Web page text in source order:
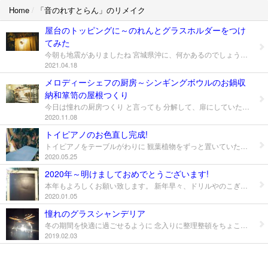
星に願いを音どけするチベッタンシンギングボウルの調べ
メロディーシェフのお鍋～チベッタンシンギングボウル
天使のオルガン「グラスハープ」
楽しかったね♪
震災後の日々な暮らし
月のリズムで庭しごと
造形音楽「音のおままごと」
手づくり
みどりたち
メロディーシェフと遊ぼう!
Home / 「音のれすとらん」のリメイク
屋台のトッピングに～のれんとグラスホルダーをつけ
てみた
2021.04.18
メロディーシェフの厨房～シンギングボウルのお鍋収
納和箪笥の屋根つくり
2020.11.08
トイピアノのお色直し完成!
2020.05.25
2020年～明けましておめでとうございます!
2020.01.05
憧れのグラスシャンデリア
2019.02.03